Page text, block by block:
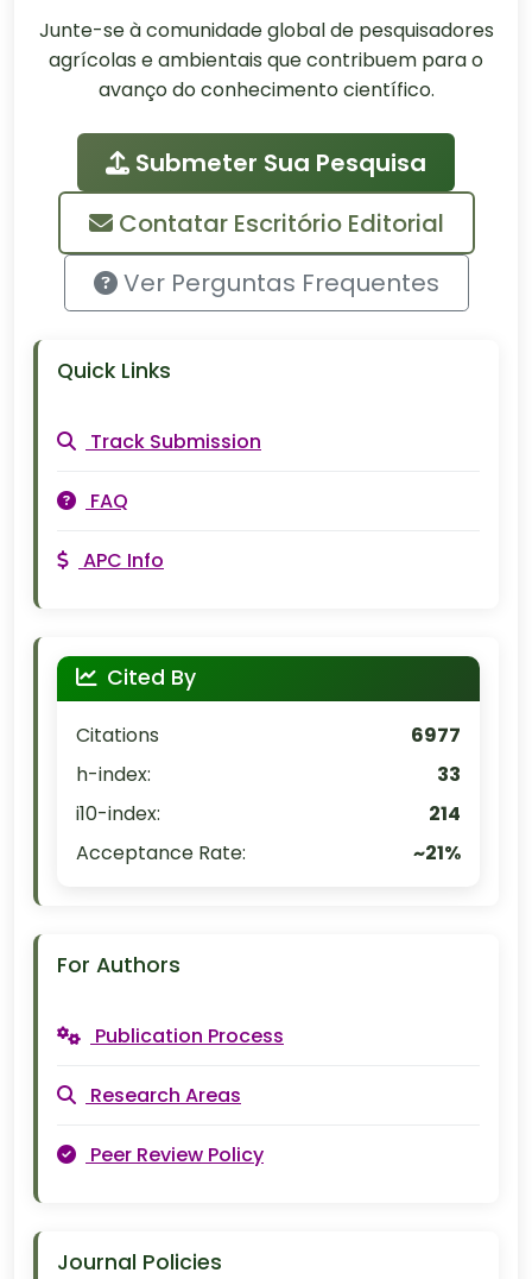
Junte-se à comunidade global de pesquisadores
agrícolas e ambientais que contribuem para o
avanço do conhecimento científico.
Submeter Sua Pesquisa
Contatar Escritório Editorial
Ver Perguntas Frequentes
Quick Links
Track Submission
FAQ
APC Info
Cited By
Citations
6977
h-index:
33
i10-index:
214
Acceptance Rate:
~21%
For Authors
Publication Process
Research Areas
Peer Review Policy
Journal Policies